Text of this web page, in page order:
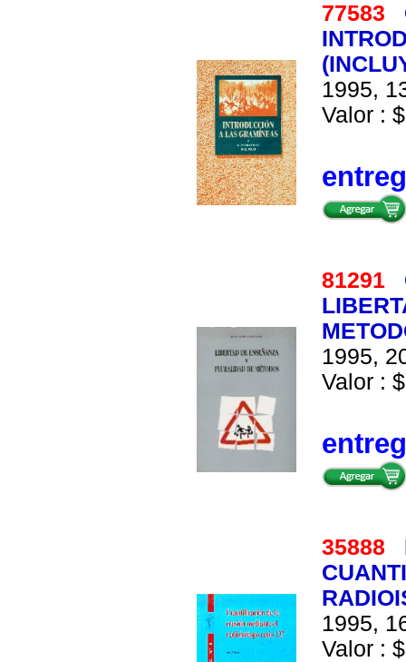
77583
1995,
Valor :
81291
1995,
Valor :
35888
1995,
Valor :